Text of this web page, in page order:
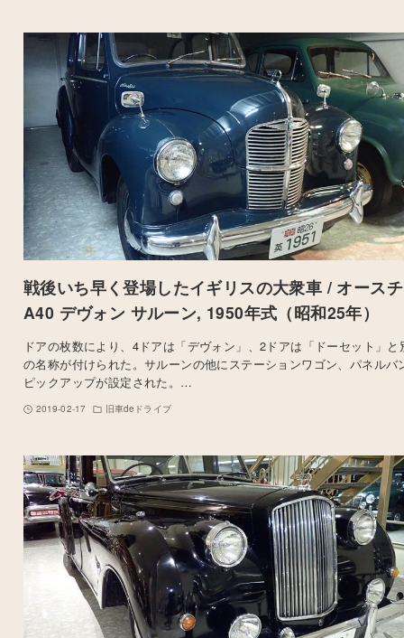
戦後いち早く登場したイギリスの大衆車 / オース
A40 デヴォン サルーン, 1950年式（昭和25年）
ドアの枚数により、4ドアは「デヴォン」、2ドアは「ドーセット」と
の名称が付けられた。サルーンの他にステーションワゴン、パネルバ
ピックアップが設定された。…
2019-02-17 旧車deドライブ